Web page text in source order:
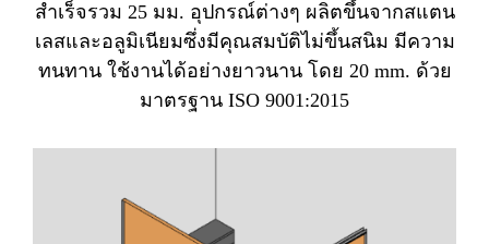
สำเร็จรวม 25 มม. อุปกรณ์ต่างๆ ผลิตขึ้นจากสแตน
เลสและอลูมิเนียมซึ่งมีคุณสมบัติไม่ขึ้นสนิม มีความ
ทนทาน ใช้งานได้อย่างยาวนาน โดย 20 mm. ด้วย
มาตรฐาน ISO 9001:2015